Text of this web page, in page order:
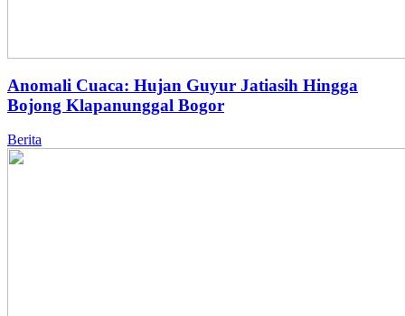
Anomali Cuaca: Hujan Guyur Jatiasih Hingga
Bojong Klapanunggal Bogor
Berita